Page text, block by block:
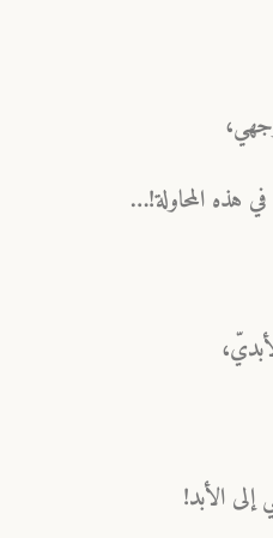
هذه المحاولة!…
الأبد!